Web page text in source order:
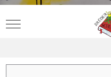
Mobile Menu Toggle